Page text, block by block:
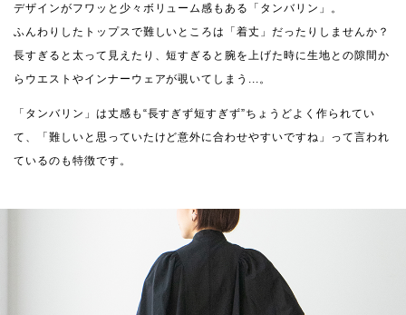
デザインがフワッと少々ボリューム感もある「タンバリン」。
ふんわりしたトップスで難しいところは「着丈」だったりしませんか？
長すぎると太って見えたり、短すぎると腕を上げた時に生地との隙間か
らウエストやインナーウェアが覗いてしまう...。
「タンバリン」は丈感も“長すぎず短すぎず”ちょうどよく作られてい
て、「難しいと思っていたけど意外に合わせやすいですね」って言われ
ているのも特徴です。